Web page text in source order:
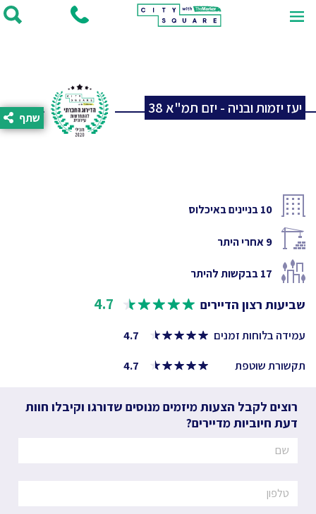
יעז יזמות ובניה - יזם תמ"א 38
שתף
10בניינים באיכלוס
9אחרי היתר
17בבקשות להיתר
שביעות רצון הדיירים 4.7
עמידה בלוחות זמנים
4.7
תקשורת שוטפת
4.7
רוצים לקבל הצעות מיזמים מנוסים שדורגו וקיבלו חוות
דעת חיוביות מדיירים?